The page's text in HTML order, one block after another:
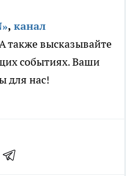
, канал
также высказывайте
событиях. Ваши
для нас!